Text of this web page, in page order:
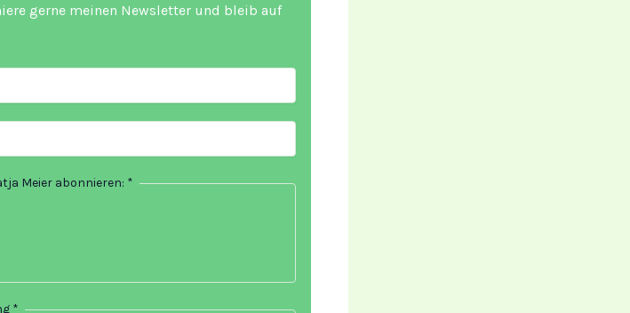
gerne meinen Newsletter und bleib auf
Meier abonnieren: *
*